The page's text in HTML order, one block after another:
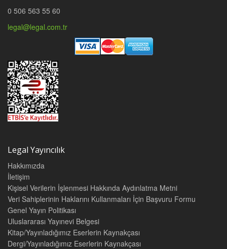
0 506 563 55 60
legal@legal.com.tr
Legal Yayıncılık
Hakkımızda
İletişim
Kişisel Verilerin İşlenmesi Hakkında Aydınlatma Metni
Veri Sahiplerinin Haklarını Kullanmaları İçin Başvuru Formu
Genel Yayın Politikası
Uluslararası Yayınevi Belgesi
Kitap/Yayınladığımız Eserlerin Kaynakçası
Dergi/Yayınladığımız Eserlerin Kaynakçası